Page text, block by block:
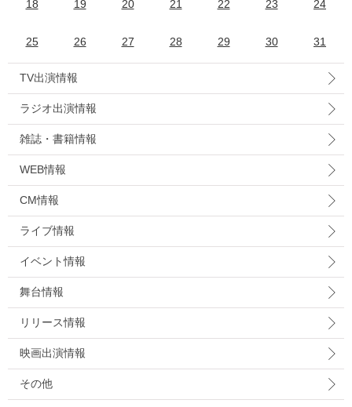
18 19 20 21 22 23 24
25 26 27 28 29 30 31
TV出演情報
ラジオ出演情報
雑誌・書籍情報
WEB情報
CM情報
ライブ情報
イベント情報
舞台情報
リリース情報
映画出演情報
その他